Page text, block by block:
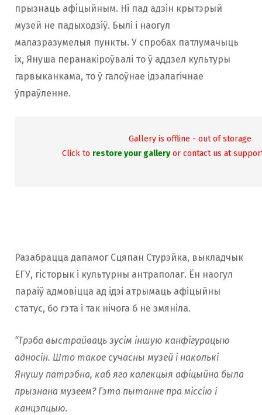
прызнаць афiцыйным. Нi пад адзiн крытэрый
музей не падыходзiў. Былі і наогул
малазразумелыя пункты. У спробах патлумачыць
іх, Януша перанакіроўвалі то ў аддзел культуры
гарвыканкама, то ў галоўнае iдэалагiчнае
ўпраўленне.
Gallery is offline - out of storage
Click to restore your galleryor contact us at
Разабрацца дапамог Сцяпан Стурэйка, выкладчык
ЕГУ, гiсторык i культурны антраполаг. Ён наогул
параiў адмовiцца ад iдэi атрымаць афіцыйны
статус, бо гэта і так нiчога б не змянiла.
“Трэба выстрайваць зусiм iншую канфiгурацыю
адносiн. Што такое сучасны музей i наколькi
Янушу патрэбна, каб яго калекцыя афiцыйна была
прызнана музеем? Гэта пытанне пра мiссiю i
канцэпцыю.